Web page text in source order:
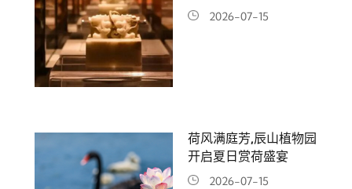
2026-07-15
荷风满庭芳,辰山植物园
开启夏日赏荷盛宴
2026-07-15